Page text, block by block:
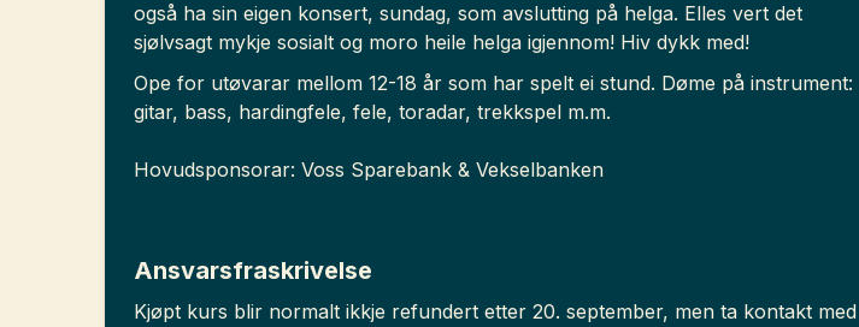
også ha sin eigen konsert, sundag, som avslutting på helga. Elles vert det
sjølvsagt mykje sosialt og moro heile helga igjennom! Hiv dykk med!
Ope for utøvarar mellom 12-18 år som har spelt ei stund. Døme på instrument:
gitar, bass, hardingfele, fele, toradar, trekkspel m.m.
Hovudsponsorar: Voss Sparebank & Vekselbanken
Ansvarsfraskrivelse
Kjøpt kurs blir normalt ikkje refundert etter 20. september, men ta kontakt med